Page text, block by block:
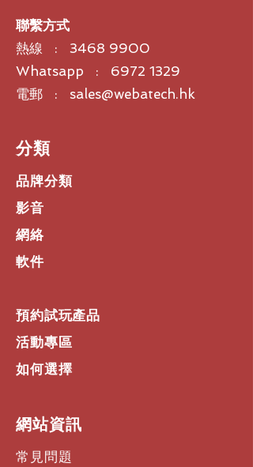
聯繫方式
熱線 : 3468 9900
Whatsapp : 6972 1329
電郵 : sales@webatech.hk
​分類
品牌分類
影音
網絡
軟件
預約試玩產品
活動專區
如何選擇
​網站資訊
常見問題